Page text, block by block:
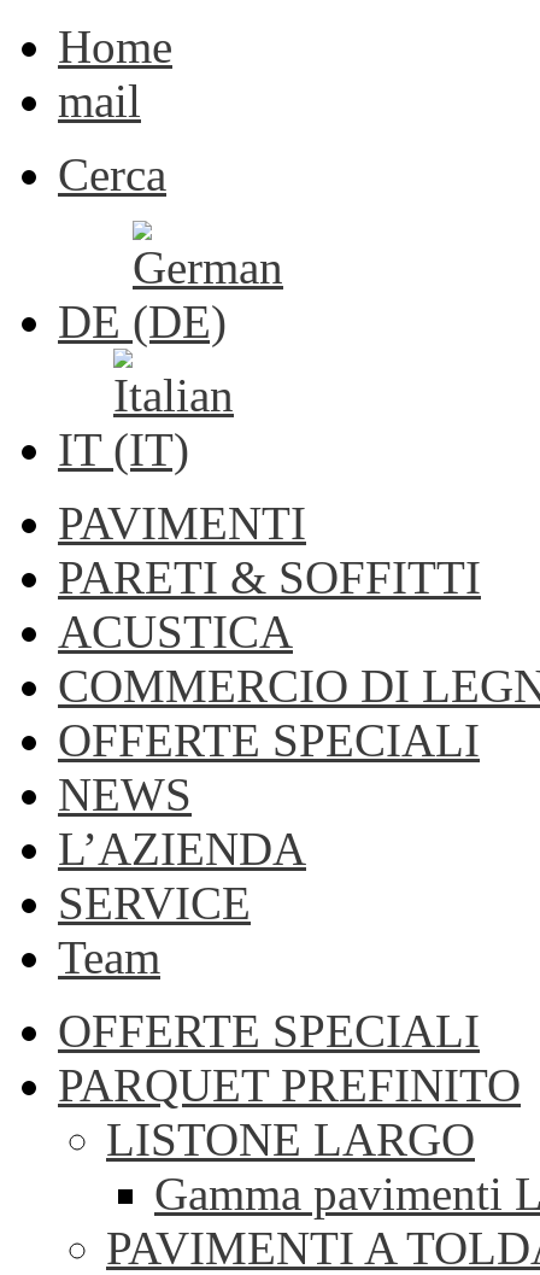
Home
mail
Cerca
DE
IT
PAVIMENTI
PARETI & SOFFITTI
ACUSTICA
COMMERCIO DI
OFFERTE SPECIALI
NEWS
L’AZIENDA
SERVICE
Team
OFFERTE SPECIALI
PARQUET PREFINITO
LISTONE LARGO
Gamma pavimenti
PAVIMENTI A